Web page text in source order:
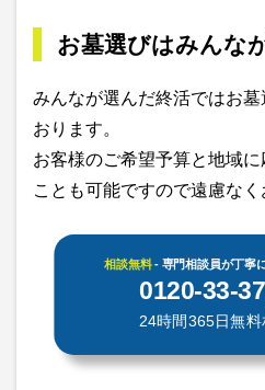
お墓選びはみんな
みんなが選んだ終活ではお
おります。
お客様のご希望予算と地域
ことも可能ですので遠慮なく
相談無料- 専門相談員が丁寧
0120-33-
24時間365日無料